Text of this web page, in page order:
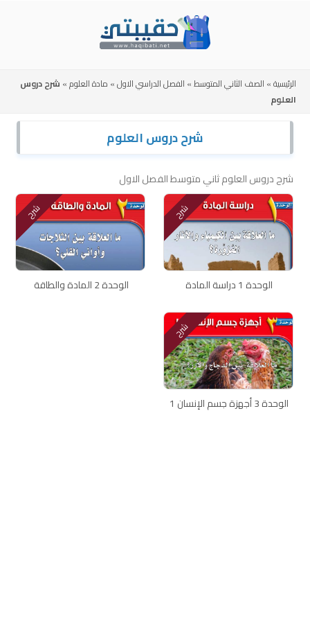
الرئيسية» الصف الثاني المتوسط» الفصل الدراسي الاول» مادة العلوم» شرح دروس
العلوم
شرح دروس العلوم
شرح دروس العلوم ثاني متوسط الفصل الاول
شرح
الوحدة 1 دراسة المادة
شرح
الوحدة 2 المادة والطاقة
شرح
الوحدة 3 أجهزة جسم الإنسان 1